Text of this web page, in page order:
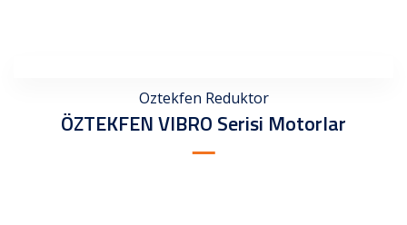
Oztekfen Reduktor
ÖZTEKFEN VIBRO Serisi Motorlar